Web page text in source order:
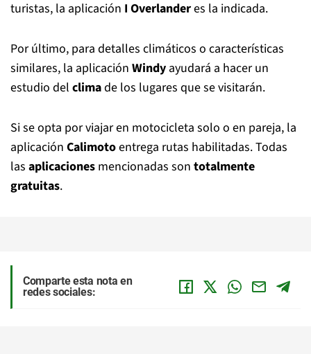
turistas, la aplicación I Overlanderes la indicada.
Por último, para detalles climáticos o características
similares, la aplicación Windy ayudará a hacer un
estudio del climade los lugares que se visitarán.
Si se opta por viajar en motocicleta solo o en pareja, la
aplicación Calimotoentrega rutas habilitadas. Todas
las aplicaciones mencionadas son totalmente
gratuitas.
Comparte esta nota en
redes sociales: